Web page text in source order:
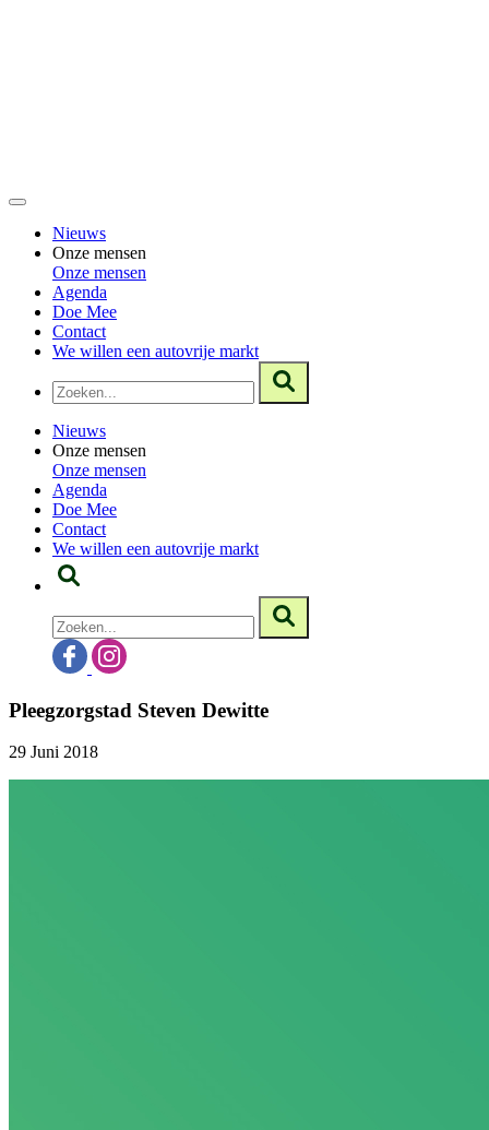
Nieuws
Onze mensen
Onze mensen
Agenda
Doe Mee
Contact
We willen een autovrije markt
Nieuws
Onze mensen
Onze mensen
Agenda
Doe Mee
Contact
We willen een autovrije markt
Pleegzorgstad Steven Dewitte
29 Juni 2018